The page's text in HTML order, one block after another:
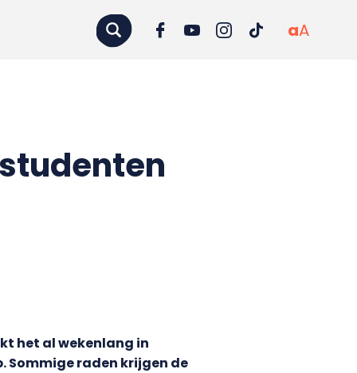
aA
het al wekenlang in
Sommige raden krijgen de